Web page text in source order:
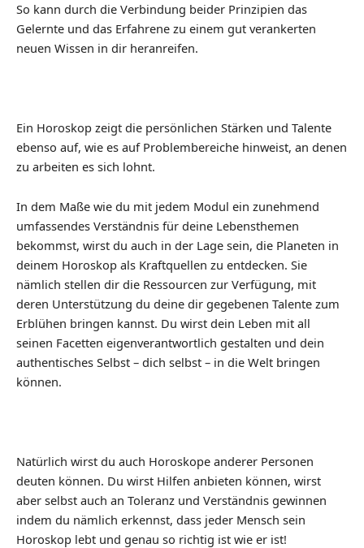
So kann durch die Verbindung beider Prinzipien das
Gelernte und das Erfahrene zu einem gut verankerten
neuen Wissen in dir heranreifen.
Ein Horoskop zeigt die persönlichen Stärken und Talente
ebenso auf, wie es auf Problembereiche hinweist, an denen
zu arbeiten es sich lohnt.
In dem Maße wie du mit jedem Modul ein zunehmend
umfassendes Verständnis für deine Lebensthemen
bekommst, wirst du auch in der Lage sein, die Planeten in
deinem Horoskop als Kraftquellen zu entdecken. Sie
nämlich stellen dir die Ressourcen zur Verfügung, mit
deren Unterstützung du deine dir gegebenen Talente zum
Erblühen bringen kannst. Du wirst dein Leben mit all
seinen Facetten eigenverantwortlich gestalten und dein
authentisches Selbst – dich selbst – in die Welt bringen
können.
Natürlich wirst du auch Horoskope anderer Personen
deuten können. Du wirst Hilfen anbieten können, wirst
aber selbst auch an Toleranz und Verständnis gewinnen
indem du nämlich erkennst, dass jeder Mensch sein
Horoskop lebt und genau so richtig ist wie er ist!